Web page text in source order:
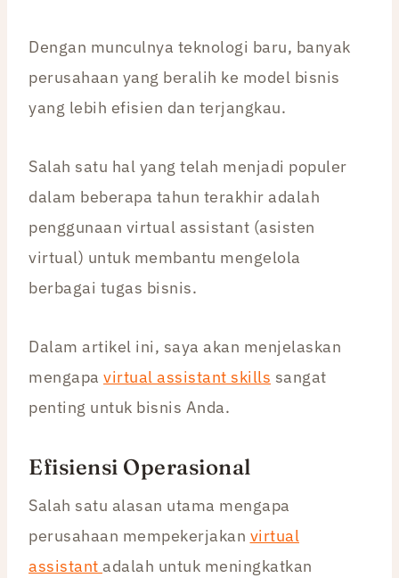
Dengan munculnya teknologi baru, banyak
perusahaan yang beralih ke model bisnis
yang lebih efisien dan terjangkau.
Salah satu hal yang telah menjadi populer
dalam beberapa tahun terakhir adalah
penggunaan virtual assistant (asisten
virtual) untuk membantu mengelola
berbagai tugas bisnis.
Dalam artikel ini, saya akan menjelaskan
mengapa virtual assistant skills sangat
penting untuk bisnis Anda.
Efisiensi Operasional
Salah satu alasan utama mengapa
perusahaan mempekerjakan virtual
assistant adalah untuk meningkatkan